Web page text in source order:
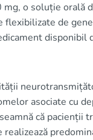
o soluție orală
de
disponibil
asociate cu
că pacienții